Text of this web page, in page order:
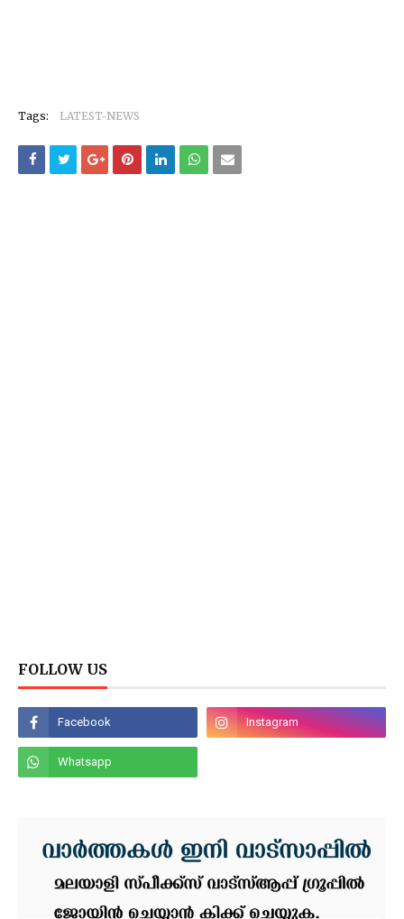
Tags: LATEST-NEWS
FOLLOW US